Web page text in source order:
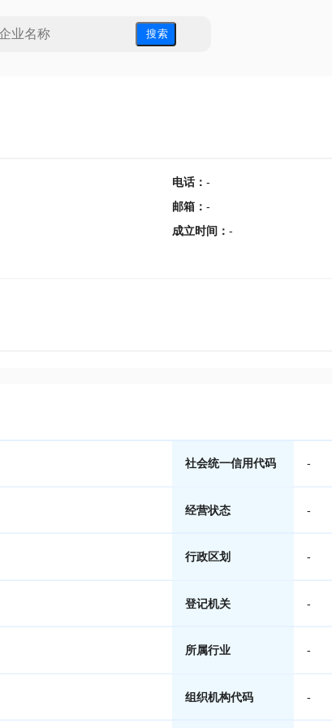
搜 索
电话： -
邮箱 ： -
成立时间 ： -
社会统一信用代码 -
经营状态 -
行政区划 -
登记机关 -
所属行业 -
组织机构代码 -